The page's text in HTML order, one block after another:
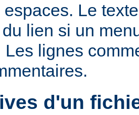
espaces. Le
lien si un
Les lignes
d'un